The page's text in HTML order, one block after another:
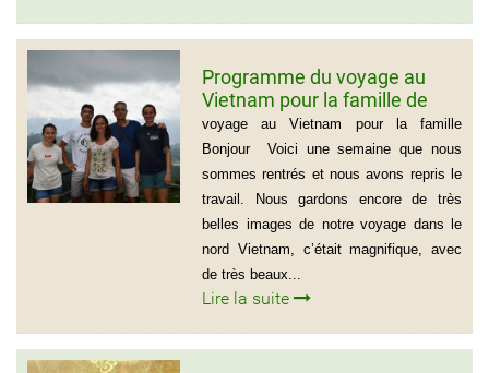
Programme du voyage au
Vietnam pour la famille de
Mme BEAUGRAND
voyage au Vietnam pour la famille
Bonjour Voici une semaine que nous
sommes rentrés et nous avons repris le
travail. Nous gardons encore de très
belles images de notre voyage dans le
nord Vietnam, c’était magnifique, avec
de très beaux...
Lire la suite